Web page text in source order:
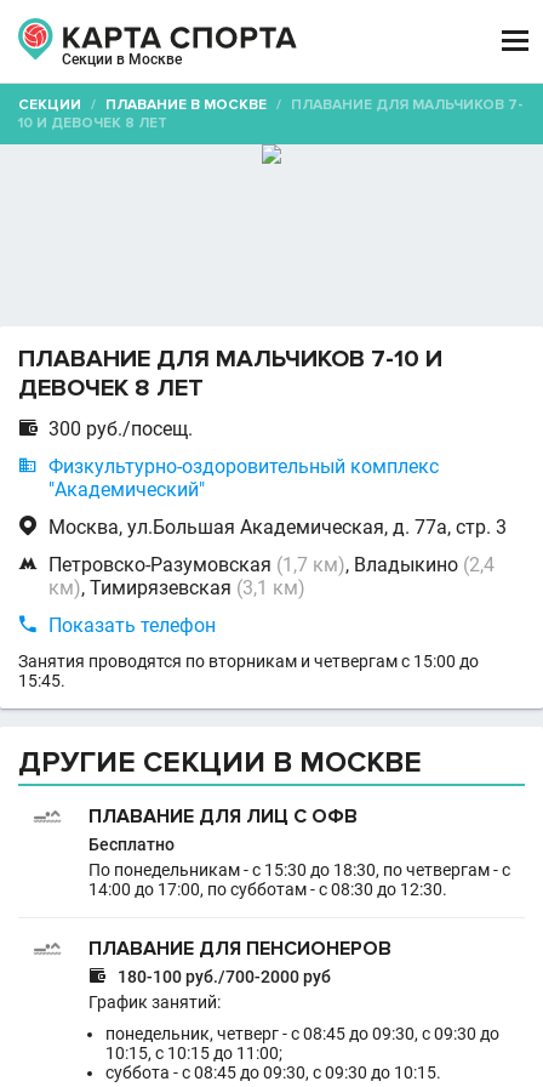
Секции в Москве

СЕКЦИИ / ПЛАВАНИЕ В МОСКВЕ / ПЛАВАНИЕ ДЛЯ МАЛЬЧИКОВ 7-
10 И ДЕВОЧЕК 8 ЛЕТ
ПЛАВАНИЕ ДЛЯ МАЛЬЧИКОВ 7-10 И
ДЕВОЧЕК 8 ЛЕТ
 300 руб./посещ.

Физкультурно-оздоровительный комплекс
"Академический"
 Москва, ул.Большая Академическая, д. 77а, стр. 3
 Петровско-Разумовская (1,7 км), Владыкино (2,4
км), Тимирязевская (3,1 км)
 Показать телефон
Занятия проводятся по вторникам и четвергам с 15:00 до
15:45.
ДРУГИЕ СЕКЦИИ В МОСКВЕ
ПЛАВАНИЕ ДЛЯ ЛИЦ С ОФВ
Бесплатно
По понедельникам - с 15:30 до 18:30, по четвергам - с
14:00 до 17:00, по субботам - с 08:30 до 12:30.
ПЛАВАНИЕ ДЛЯ ПЕНСИОНЕРОВ

180-100 руб./700-2000 руб
График занятий:
понедельник, четверг - с 08:45 до 09:30, с 09:30 до
10:15, с 10:15 до 11:00;
суббота - с 08:45 до 09:30, с 09:30 до 10:15.